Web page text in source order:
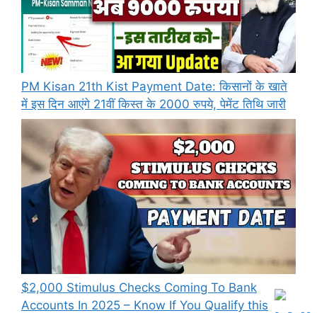
PM Kisan 21th Kist Payment Date: किसानों के खाते
में इस दिन आएंगे 21वीं किस्त के 2000 रुपये, पेमेंट तिथि जारी
⁠$2,000 Stimulus Checks Coming To Bank
Accounts In 2025 – Know If You Qualify this